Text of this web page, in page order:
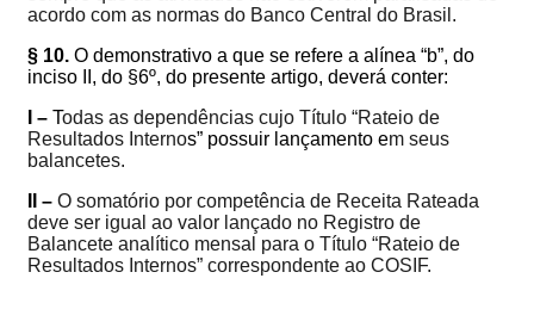
acordo com as normas do Banco Central do Brasil.
§ 10. O demonstrativo a que se refere a alínea “b”, do
inciso II, do §6º, do presente artigo, deverá conter:
I – Todas as dependências cujo Título “Rateio de
Resultados Internos” possuir lançamento em seus
balancetes.
II – O somatório por competência de Receita Rateada
deve ser igual ao valor lançado no Registro de
Balancete analítico mensal para o Título “Rateio de
Resultados Internos” correspondente ao COSIF.